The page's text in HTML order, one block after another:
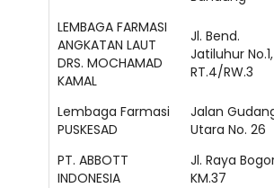
LEMBAGA FARMASI
ANGKATAN LAUT
DRS. MOCHAMAD
KAMAL
Jl. Bend.
Jatiluhur No.1,
RT.4/RW.3
Lembaga Farmasi
PUSKESAD
Jalan
Utara No. 26
PT. ABBOTT
INDONESIA
Jl. Raya
KM.37